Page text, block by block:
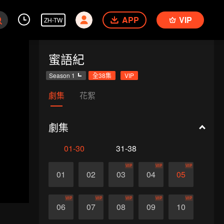
ZH-TW APP VIP
蜜語紀
Season 1 全38集 VIP
劇集 花絮
劇集
01-30 31-38
01 02 03
VIP
04
VIP
05
VIP
06
VIP
07
VIP
08
VIP
09
VIP
10
VIP